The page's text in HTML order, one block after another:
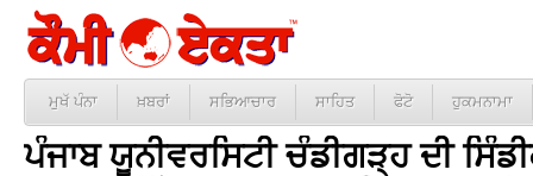
ਮੁਖੱ ਪੰਨਾ ਖ਼ਬਰਾਂ ਸਭਿਆਚਾਰ ਸਾਹਿਤ ਫੋਟੋ ਹੁਕਮਨਾਮਾ
ਪੰਜਾਬ ਯੂਨੀਵਰਸਿਟੀ ਚੰਡੀਗੜ੍ਹ ਦੀ